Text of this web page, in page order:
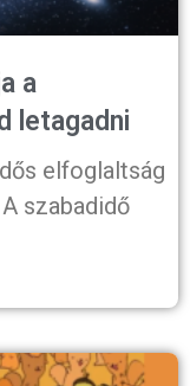
a
letagadni
elfoglaltság
szabadidő